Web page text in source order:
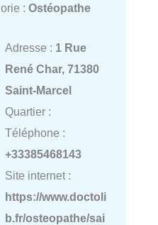
: Ostéopathe
Adresse : 1 Rue
René Char, 71380
Saint-Marcel
Quartier :
Téléphone :
+33385468143
Site internet :
https://www.doctoli
b.fr/osteopathe/sai